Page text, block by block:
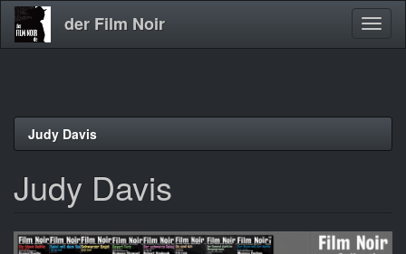
Direkt
der Film Noir
Judy Davis
Judy Davis